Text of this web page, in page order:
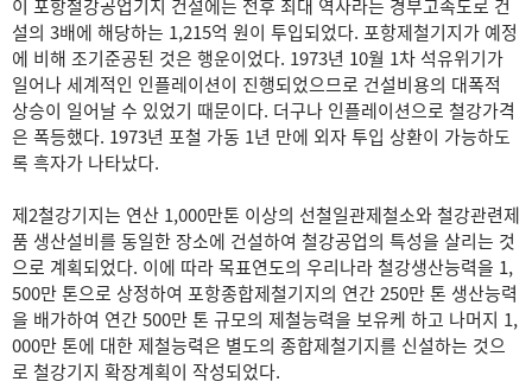
이 포항철강공업기지 건설에는 전후 최대 역사라는 경부고속도로 건
설의 3배에 해당하는 1,215억 원이 투입되었다. 포항제철기지가 예정
에 비해 조기준공된 것은 행운이었다. 1973년 10월 1차 석유위기가
일어나 세계적인 인플레이션이 진행되었으므로 건설비용의 대폭적
상승이 일어날 수 있었기 때문이다. 더구나 인플레이션으로 철강가격
은 폭등했다. 1973년 포철 가동 1년 만에 외자 투입 상환이 가능하도
록 흑자가 나타났다.
제2철강기지는 연산 1,000만톤 이상의 선철일관제철소와 철강관련제
품 생산설비를 동일한 장소에 건설하여 철강공업의 특성을 살리는 것
으로 계획되었다. 이에 따라 목표연도의 우리나라 철강생산능력을 1,
500만 톤으로 상정하여 포항종합제철기지의 연간 250만 톤 생산능력
을 배가하여 연간 500만 톤 규모의 제철능력을 보유케 하고 나머지 1,
000만 톤에 대한 제철능력은 별도의 종합제철기지를 신설하는 것으
로 철강기지 확장계획이 작성되었다.